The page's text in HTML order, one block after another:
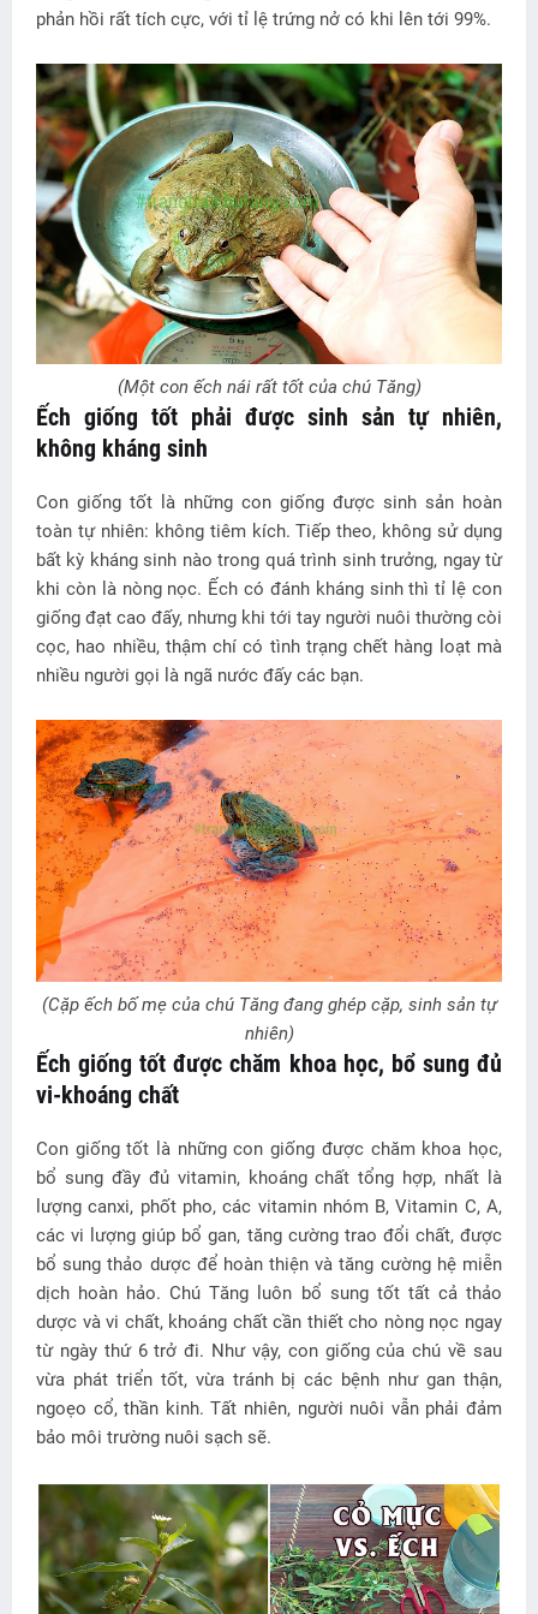
phản hồi rất tích cực, với tỉ lệ trứng nở có khi lên tới 99%.
(Một con ếch nái rất tốt của chú Tăng)
Ếch giống tốt phải được sinh sản tự nhiên,
không kháng sinh
Con giống tốt là những con giống được sinh sản hoàn
toàn tự nhiên: không tiêm kích. Tiếp theo, không sử dụng
bất kỳ kháng sinh nào trong quá trình sinh trưởng, ngay từ
khi còn là nòng nọc. Ếch có đánh kháng sinh thì tỉ lệ con
giống đạt cao đấy, nhưng khi tới tay người nuôi thường còi
cọc, hao nhiều, thậm chí có tình trạng chết hàng loạt mà
nhiều người gọi là ngã nước đấy các bạn.
(Cặp ếch bố mẹ của chú Tăng đang ghép cặp, sinh sản tự
nhiên)
Ếch giống tốt được chăm khoa học, bổ sung đủ
vi-khoáng chất
Con giống tốt là những con giống được chăm khoa học,
bổ sung đầy đủ vitamin, khoáng chất tổng hợp, nhất là
lượng canxi, phốt pho, các vitamin nhóm B, Vitamin C, A,
các vi lượng giúp bổ gan, tăng cường trao đổi chất, được
bổ sung thảo dược để hoàn thiện và tăng cường hệ miễn
dịch hoàn hảo. Chú Tăng luôn bổ sung tốt tất cả thảo
dược và vi chất, khoáng chất cần thiết cho nòng nọc ngay
từ ngày thứ 6 trở đi. Như vậy, con giống của chú về sau
vừa phát triển tốt, vừa tránh bị các bệnh như gan thận,
ngoẹo cổ, thần kinh. Tất nhiên, người nuôi vẫn phải đảm
bảo môi trường nuôi sạch sẽ.